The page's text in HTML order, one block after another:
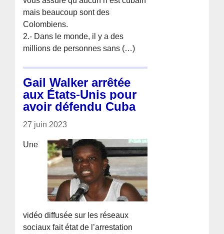
mais beaucoup sont des
Colombiens.
2.- Dans le monde, il y a des
millions de personnes sans (…)
Gail Walker arrêtée
aux États-Unis pour
avoir défendu Cuba
27 juin 2023
Une
vidéo diffusée sur les réseaux
sociaux fait état de l’arrestation